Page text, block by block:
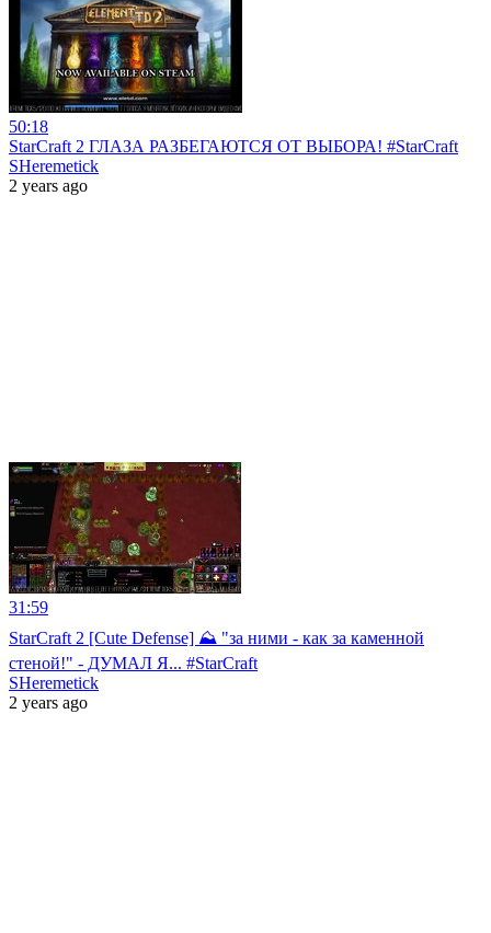
50:18
StarCraft 2 ГЛАЗА РАЗБЕГАЮТСЯ ОТ ВЫБОРА! #StarCraft
SHeremetick
2 years ago
31:59
StarCraft 2 [Cute Defense] ⛰️ "за ними - как за каменной
стеной!" - ДУМАЛ Я... #StarCraft
SHeremetick
2 years ago